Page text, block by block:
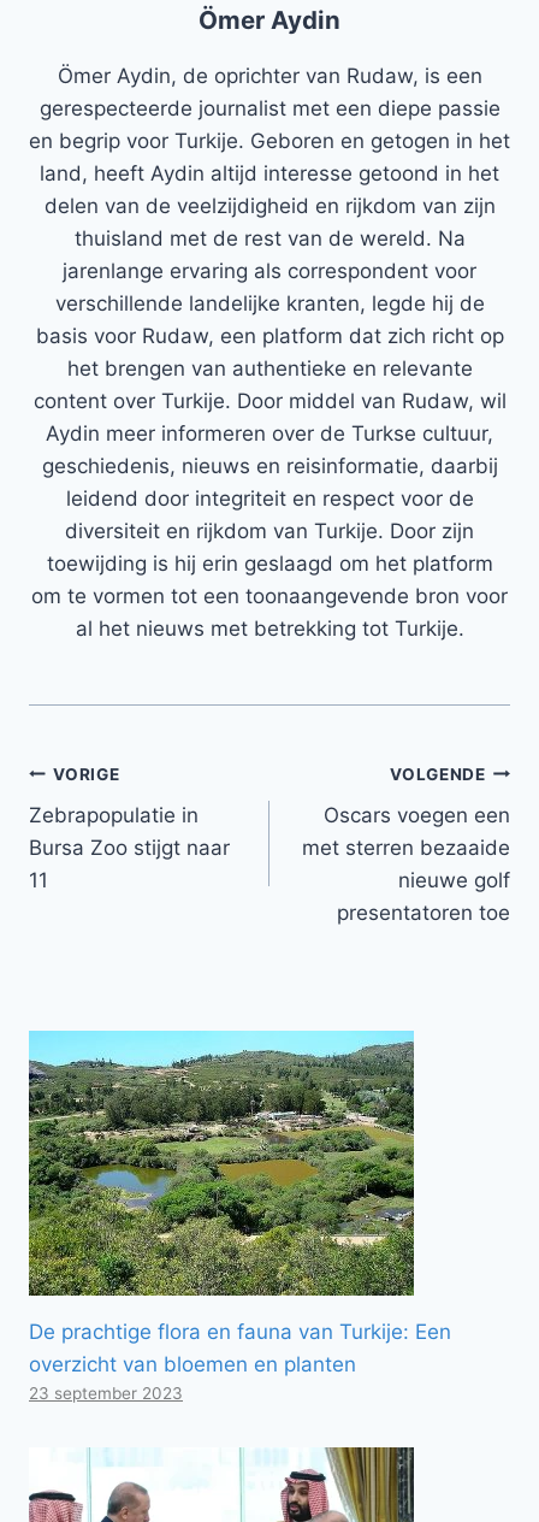
Ömer Aydin
Ömer Aydin, de oprichter van Rudaw, is een
gerespecteerde journalist met een diepe passie
en begrip voor Turkije. Geboren en getogen in het
land, heeft Aydin altijd interesse getoond in het
delen van de veelzijdigheid en rijkdom van zijn
thuisland met de rest van de wereld. Na
jarenlange ervaring als correspondent voor
verschillende landelijke kranten, legde hij de
basis voor Rudaw, een platform dat zich richt op
het brengen van authentieke en relevante
content over Turkije. Door middel van Rudaw, wil
Aydin meer informeren over de Turkse cultuur,
geschiedenis, nieuws en reisinformatie, daarbij
leidend door integriteit en respect voor de
diversiteit en rijkdom van Turkije. Door zijn
toewijding is hij erin geslaagd om het platform
om te vormen tot een toonaangevende bron voor
al het nieuws met betrekking tot Turkije.
Bericht
navigatie
VORIGE
Zebrapopulatie in
Bursa Zoo stijgt naar
11
VOLGENDE
Oscars voegen een
met sterren bezaaide
nieuwe golf
presentatoren toe
De prachtige flora en fauna van Turkije: Een
overzicht van bloemen en planten
23 september 2023